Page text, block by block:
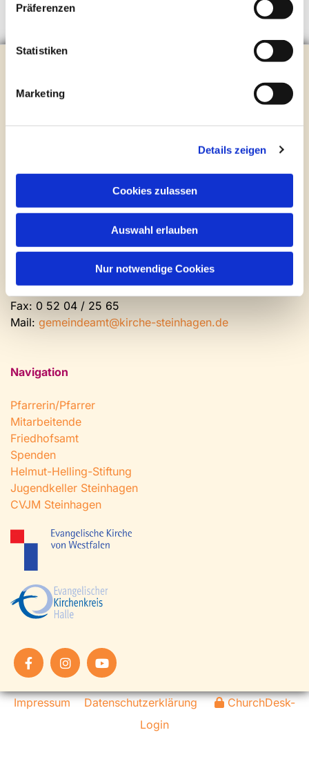
Präferenzen
Statistiken
Marketing
Details zeigen
Cookies zulassen
Auswahl erlauben
Nur notwendige Cookies
Tel.:0 52 04 / 36 28
Newsletter abonnieren
Kontakt und Öffnungszeiten
Gemeinde- und Friedhofsamt
Montag: geschlossen
Nachmittags nach Vereinbarung
Tel:0 52 04 / 36 28
Fax: 0 52 04 / 25 65
Mail: gemeindeamt@kirche-steinhagen.de
Navigation
Pfarrerin/Pfarrer
Mitarbeitende
Friedhofsamt
Spenden
Helmut-Helling-Stiftung
Jugendkeller Steinhagen
CVJM Steinhagen
Impressum Datenschutzerklärung
ChurchDesk-
Login